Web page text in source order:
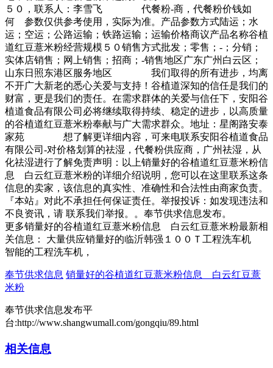
５０，联系人：李雪飞 代餐粉-商，代餐粉价钱如
何 参数仅供参考使用，实际为准。产品参数方式陆运；水
运；空运；公路运输；铁路运输；运输价格商议产品名称谷植
道红豆薏米粉经营规模５０销售方式批发；零售；-；分销；
实体店销售；网上销售；招商；-销售地区广东广州白云区；
山东日照东港区服务地区 我们取得的所有进步，均离
不开广大新老的悉心关爱与支持！谷植道深知的信任是我们的
财富，更是我们的责任。在需求群体的关爱与信任下，安阳谷
植道食品有限公司必将继续取得持续、稳定的进步，以高质量
的谷植道红豆薏米粉奉献与广大需求群众。地址：星阁路安泰
家苑 想了解更详细内容，可来电联系安阳谷植道食品
有限公司-对价格划算的祛湿，代餐粉供应商，广州祛湿，从
化祛湿进行了解免责声明：以上销量好的谷植道红豆薏米粉信
息 白云红豆薏米粉的详细介绍说明，您可以在这里联系这条
信息的卖家，该信息的真实性、准确性和合法性由商家负责。
『本站』对此不承担任何保证责任。举报投诉：如发现违法和
不良资讯，请 联系我们举报。。奉节供求信息发布。
更多销量好的谷植道红豆薏米粉信息 白云红豆薏米粉最新相
关信息： 大量供应销量好的临沂韩强１００Ｔ工程洗车机
智能的工程洗车机，
奉节供求信息 销量好的谷植道红豆薏米粉信息 白云红豆薏
米粉
奉节供求信息发布平
台:http://www.shangwumall.com/gongqiu/89.html
相关信息